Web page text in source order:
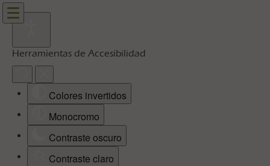
Herramientas de Accesibilidad
Colores invertidos
Monocromo
Contraste oscuro
Contraste claro